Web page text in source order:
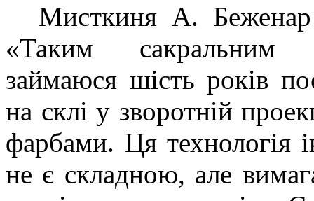
Мисткиня А. Беженар
«Таким сакральним
займаюся шість років
на склі у зворотній
фарбами. Ця технологія
не є складною, але